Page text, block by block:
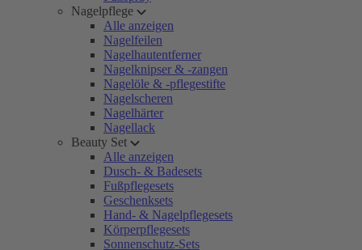
Nagelpflege
Alle anzeigen
Nagelfeilen
Nagelhautentferner
Nagelknipser & -zangen
Nagelöle & -pflegestifte
Nagelscheren
Nagelhärter
Nagellack
Beauty Set
Alle anzeigen
Dusch- & Badesets
Fußpflegesets
Geschenksets
Hand- & Nagelpflegesets
Körperpflegesets
Sonnenschutz-Sets